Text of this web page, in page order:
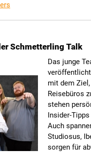
Schmetterling Talk
Das junge
mit dem
Reisebüros
stehen
Insider-
Auch
Studiosus,
sorgen für